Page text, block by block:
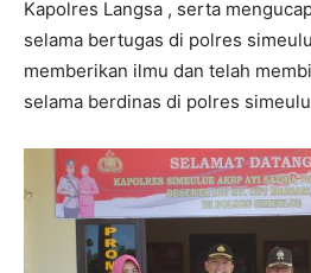
Kapolres Langsa , serta
selama bertugas di polres
memberikan ilmu dan telah
selama berdinas di polres